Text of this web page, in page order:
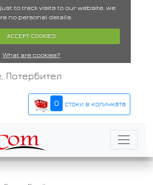
to track visits to our website, we
no personal details.
ACCEPT COOKIES
What are cookies?
Потербител
0 стоки в количката